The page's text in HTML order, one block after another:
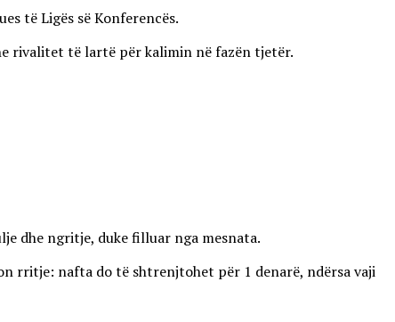
të Ligës së Konferencës.
rivalitet të lartë për kalimin në fazën tjetër.
dhe ngritje, duke filluar nga mesnata.
rritje: nafta do të shtrenjtohet për 1 denarë, ndërsa vaji